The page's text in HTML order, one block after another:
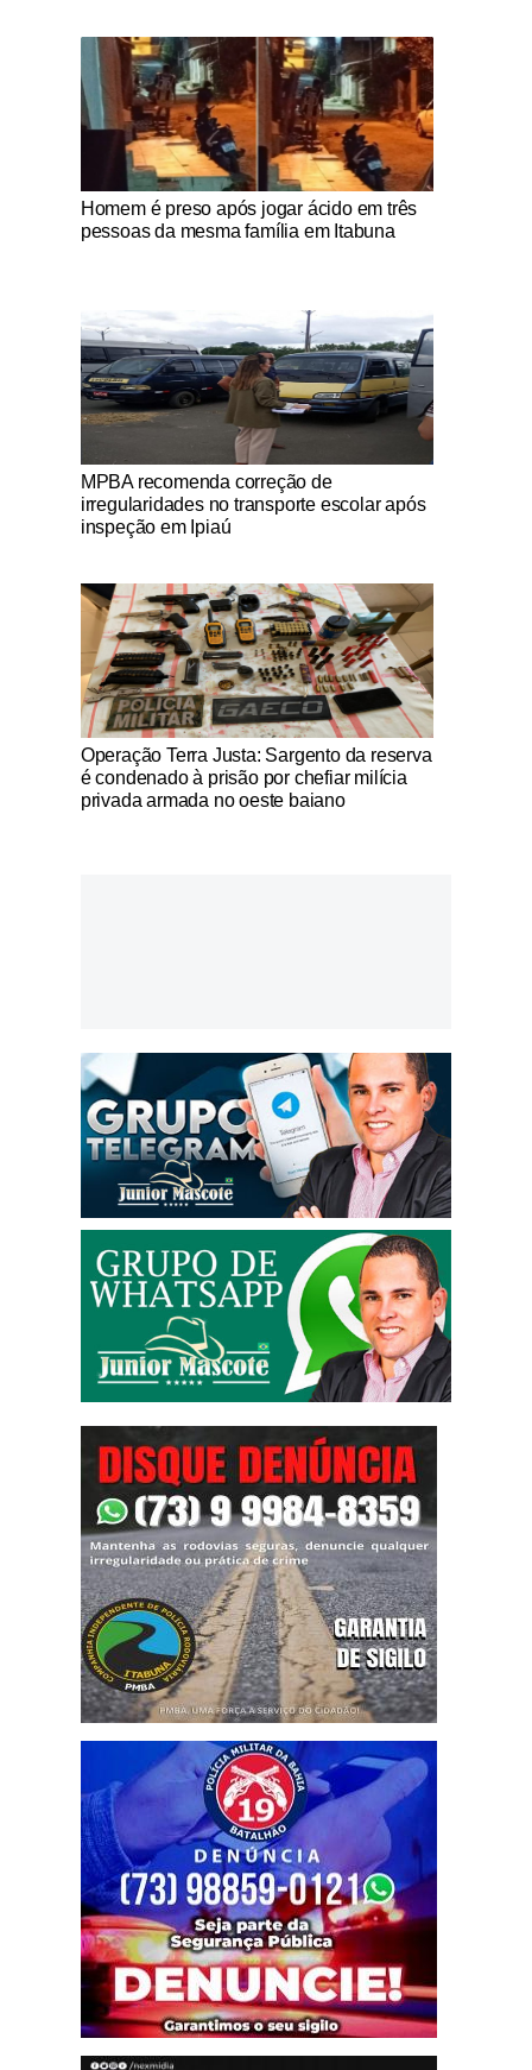
Notícias Católicas
Homem é preso após jogar ácido em três
pessoas da mesma família em Itabuna
Notícias Católicas
MPBA recomenda correção de
irregularidades no transporte escolar após
inspeção em Ipiaú
Notícias Católicas
Operação Terra Justa: Sargento da reserva
é condenado à prisão por chefiar milícia
privada armada no oeste baiano